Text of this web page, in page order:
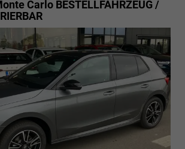
Carlo BESTELLFAHRZEUG /